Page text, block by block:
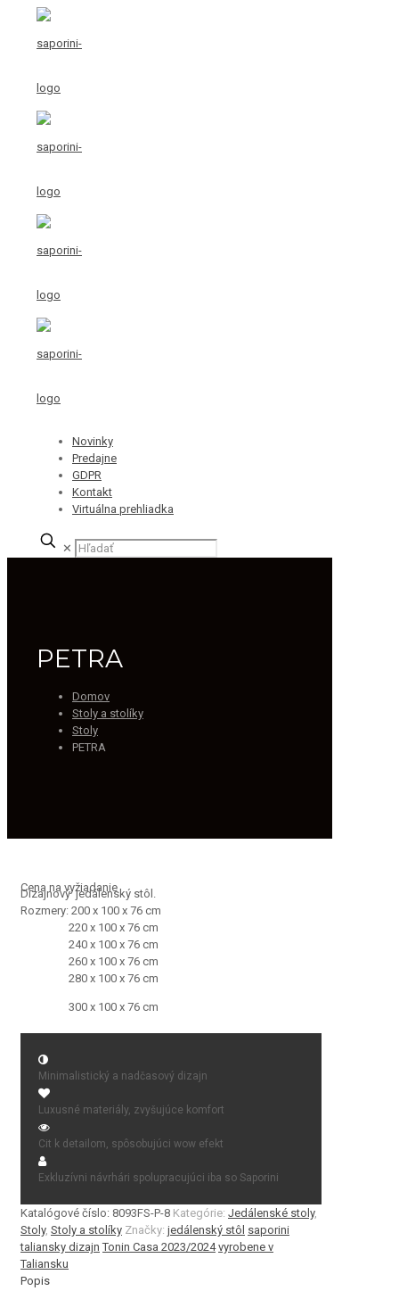
Novinky
Predajne
GDPR
Kontakt
Virtuálna prehliadka
✕
PETRA
Domov
Stoly a stolíky
Stoly
PETRA
Cena na vyžiadanie
Dizajnový jedálenský stôl.
Rozmery: 200 x 100 x 76 cm
220 x 100 x 76 cm
240 x 100 x 76 cm
260 x 100 x 76 cm
280 x 100 x 76 cm
300 x 100 x 76 cm
Minimalistický a nadčasový dizajn
Luxusné materiály, zvyšujúce komfort
Cit k detailom, spôsobujúci wow efekt
Exkluzívni návrhári spolupracujúci iba so Saporini
Katalógové číslo: 8093FS-P-8 Kategórie: Jedálenské stoly,
Stoly, Stoly a stolíky Značky: jedálenský stôl saporini
taliansky dizajn Tonin Casa 2023/2024 vyrobene v
Taliansku
Popis